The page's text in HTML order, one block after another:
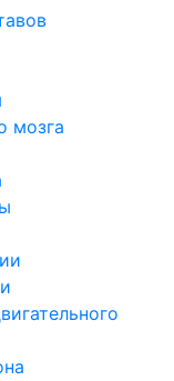
мозга